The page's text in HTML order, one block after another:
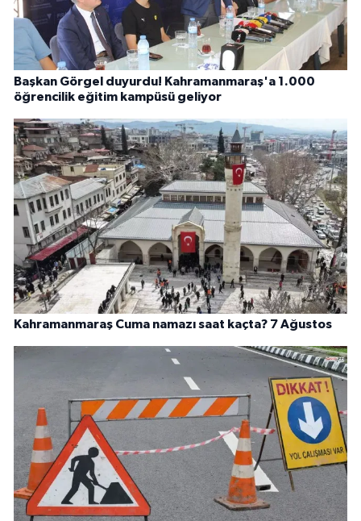
Başkan Görgel duyurdu! Kahramanmaraş'a 1.000
öğrencilik eğitim kampüsü geliyor
Kahramanmaraş Cuma namazı saat kaçta? 7 Ağustos